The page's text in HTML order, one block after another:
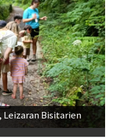
Bisitarien